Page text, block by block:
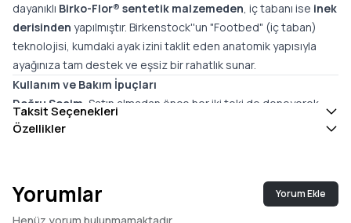
dayanıklı Birko-Flor® sentetik malzemeden, iç tabanı ise inek
derisinden yapılmıştır. Birkenstock''un "Footbed" (iç taban)
teknolojisi, kumdaki ayak izini taklit eden anatomik yapısıyla
ayağınıza tam destek ve eşsiz bir rahatlık sunar.
Kullanım ve Bakım İpuçları
Doğru Seçim : Satın almadan önce her iki teki de deneyerek
doğru numara ve modeli
Islandığında giymeden önce oda sıcaklığında kurutun; uzun
süre güneşte veya kapalı alanda bırakmayın. Metal aksesuarları
paslanmaya karşı sudan ve nemden uzak tutun.
Taksit Seçenekleri
Özellikler
Yorumlar Yorum Ekle